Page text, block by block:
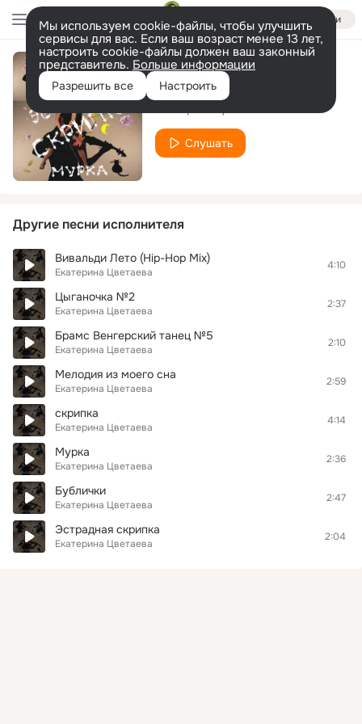
Войти
Мы используем cookie-файлы, чтобы улучшить
сервисы для вас. Если ваш возраст менее 13 лет,
настроить cookie-файлы должен ваш законный
представитель. Больше информации
Разрешить все Настроить
Танго Кумпарсита
Слушать
Другие песни исполнителя
Вивальди Лето (Hip-Hop Mix)
Екатерина Цветаева
4:10
Цыганочка №2
Екатерина Цветаева
2:37
Брамс Венгерский танец №5
Екатерина Цветаева
2:10
Мелодия из моего сна
Екатерина Цветаева
2:59
скрипка
Екатерина Цветаева
4:14
Мурка
Екатерина Цветаева
2:36
Бублички
Екатерина Цветаева
2:47
Эстрадная скрипка
Екатерина Цветаева
2:04